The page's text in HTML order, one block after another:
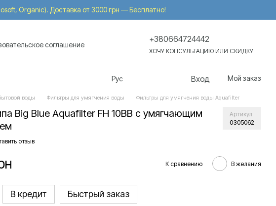
Organic). Доставка от 3000 грн — Бесплатно!
соглашение
+380664724442
ХОЧУ КОНСУЛЬТАЦИЮ ИЛИ СКИДКУ
Рус Вход Мой заказ
воды Фильтры для умягчения воды Фильтры для умягчения воды Aquafilter
Big Blue Aquafilter FH 10BB с умягчающим
Артикул
0305062
отзыв
К сравнению В желания
В кредит Быстрый заказ